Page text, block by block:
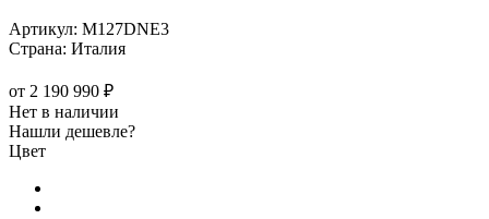
Артикул: M127DNE3
Страна: Италия
от 2 190 990 ₽
Нет в наличии
Нашли дешевле?
Цвет